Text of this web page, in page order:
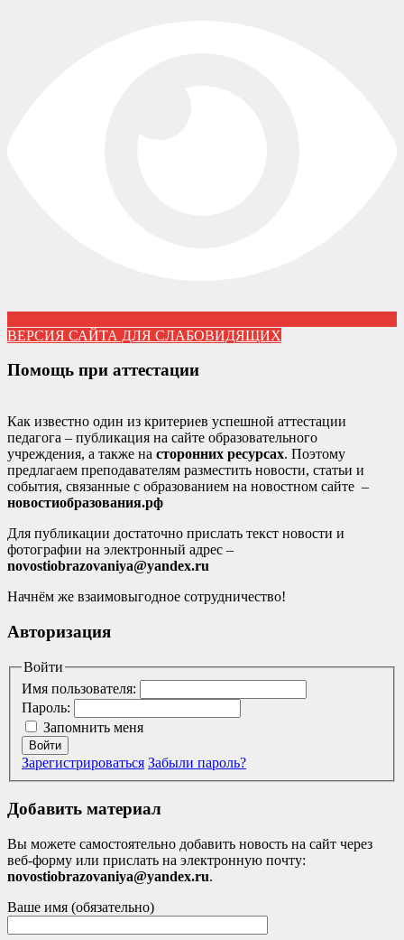
ВЕРСИЯ САЙТА ДЛЯ СЛАБОВИДЯЩИХ
Помощь при аттестации
Как известно один из критериев успешной аттестации
педагога – публикация на сайте образовательного
учреждения, а также на сторонних ресурсах. Поэтому
предлагаем преподавателям разместить новости, статьи и
события, связанные с образованием на новостном сайте –
новостиобразования.рф
Для публикации достаточно прислать текст новости и
фотографии на электронный адрес –
novostiobrazovaniya@yandex.ru
Начнём же взаимовыгодное сотрудничество!
Авторизация
Войти
Имя пользователя:
Пароль:
Запомнить меня
Войти
Зарегистрироваться Забыли пароль?
Добавить материал
Вы можете самостоятельно добавить новость на сайт через
веб-форму или прислать на электронную почту:
novostiobrazovaniya@yandex.ru.
Ваше имя (обязательно)